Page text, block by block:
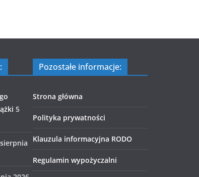
5
Pozostałe informacje:
Strona główna
Polityka prywatności
Klauzula informacyjna RODO
Regulamin wypożyczalni